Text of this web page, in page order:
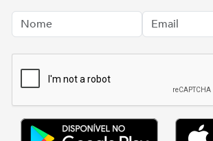
Nome
Email